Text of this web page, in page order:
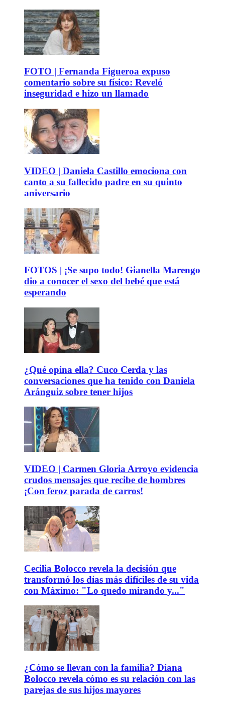
FOTO | Fernanda Figueroa expuso
comentario sobre su físico: Reveló
inseguridad e hizo un llamado
VIDEO | Daniela Castillo emociona con
canto a su fallecido padre en su quinto
aniversario
FOTOS | ¡Se supo todo! Gianella Marengo
dio a conocer el sexo del bebé que está
esperando
¿Qué opina ella? Cuco Cerda y las
conversaciones que ha tenido con Daniela
Aránguiz sobre tener hijos
VIDEO | Carmen Gloria Arroyo evidencia
crudos mensajes que recibe de hombres
¡Con feroz parada de carros!
Cecilia Bolocco revela la decisión que
transformó los días más difíciles de su vida
con Máximo: "Lo quedo mirando y..."
¿Cómo se llevan con la familia? Diana
Bolocco revela cómo es su relación con las
parejas de sus hijos mayores